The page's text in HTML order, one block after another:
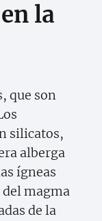
la
que son
silicatos,
alberga
ígneas
magma
de la